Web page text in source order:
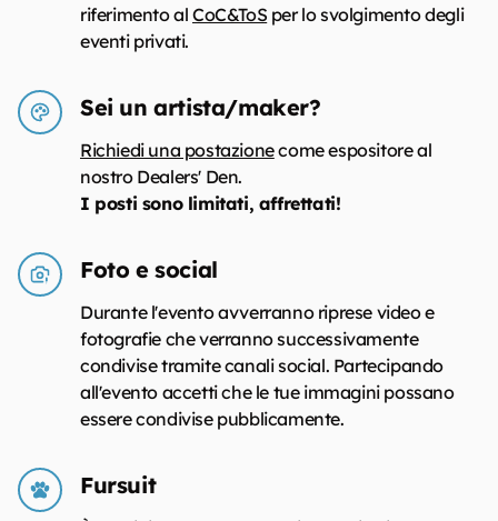
riferimento al CoC&ToS per lo svolgimento degli
eventi privati.
Sei un artista/maker?
Richiedi una postazionecome espositore al
nostro Dealers' Den.
I posti sono limitati, affrettati!
Foto e social
Durante l'evento avverranno riprese video e
fotografie che verranno successivamente
condivise tramite canali social. Partecipando
all'evento accetti che le tue immagini possano
essere condivise pubblicamente.
Fursuit